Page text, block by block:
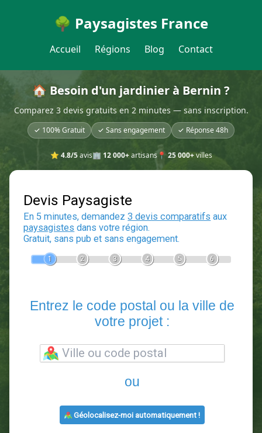
🌳 Paysagistes France
Accueil Régions Blog Contact
🏠 Besoin d'un jardinier à Bernin ?
Comparez 3 devis gratuits en 2 minutes — sans inscription.
✓ 100% Gratuit ✓ Sans engagement ✓ Réponse 48h
⭐ 4.8/5avis🏢 12 000+artisans📍 25 000+villes
Devis Paysagiste
En 5 minutes, demandez3 devis comparatifs
votre projet :